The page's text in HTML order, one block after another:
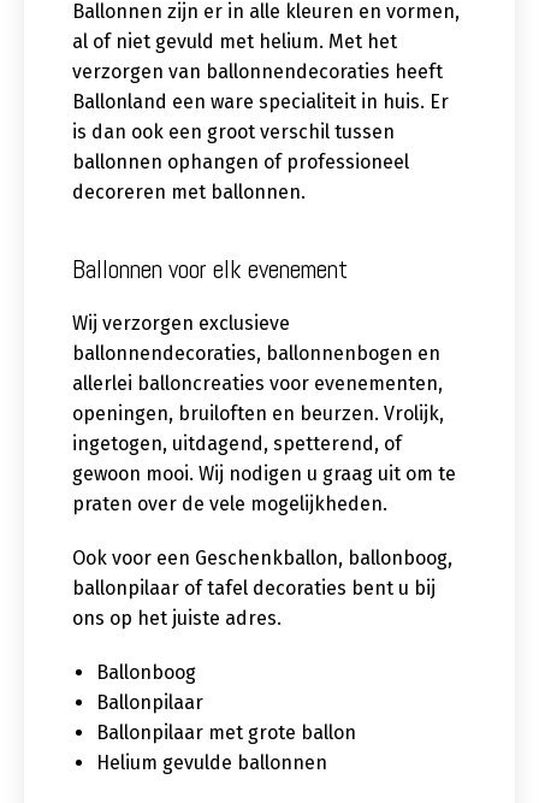
Ballonnen zijn er in alle kleuren en vormen,
al of niet gevuld met helium. Met het
verzorgen van ballonnendecoraties heeft
Ballonland een ware specialiteit in huis. Er
is dan ook een groot verschil tussen
ballonnen ophangen of professioneel
decoreren met ballonnen.
Ballonnen voor elk evenement
Wij verzorgen exclusieve
ballonnendecoraties, ballonnenbogen en
allerlei balloncreaties voor evenementen,
openingen, bruiloften en beurzen. Vrolijk,
ingetogen, uitdagend, spetterend, of
gewoon mooi. Wij nodigen u graag uit om te
praten over de vele mogelijkheden.
Ook voor een Geschenkballon, ballonboog,
ballonpilaar of tafel decoraties bent u bij
ons op het juiste adres.
Ballonboog
Ballonpilaar
Ballonpilaar met grote ballon
Helium gevulde ballonnen